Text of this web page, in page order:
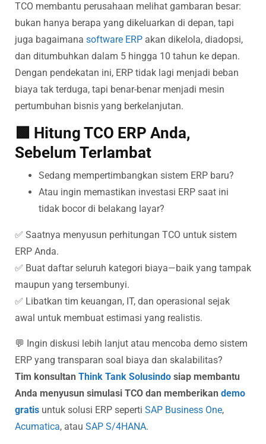
TCO membantu perusahaan melihat gambaran besar:
bukan hanya berapa yang dikeluarkan di depan, tapi
juga bagaimana software ERP akan dikelola, diadopsi,
dan ditumbuhkan dalam 5 hingga 10 tahun ke depan.
Dengan pendekatan ini, ERP tidak lagi menjadi beban
biaya tak terduga, tapi benar-benar menjadi mesin
pertumbuhan bisnis yang berkelanjutan.
🟩 Hitung TCO ERP Anda,
Sebelum Terlambat
Sedang mempertimbangkan sistem ERP baru?
Atau ingin memastikan investasi ERP saat ini
tidak bocor di belakang layar?
✅ Saatnya menyusun perhitungan TCO untuk sistem
ERP Anda.
✅ Buat daftar seluruh kategori biaya—baik yang tampak
maupun yang tersembunyi.
✅ Libatkan tim keuangan, IT, dan operasional sejak
awal untuk membuat estimasi yang realistis.
💬 Ingin diskusi lebih lanjut atau mencoba demo sistem
ERP yang transparan soal biaya dan skalabilitas?
Tim konsultan Think Tank Solusindo siap membantu
Anda menyusun simulasi TCO dan memberikan demo
gratis untuk solusi ERP seperti SAP Business One,
Acumatica, atau SAP S/4HANA.